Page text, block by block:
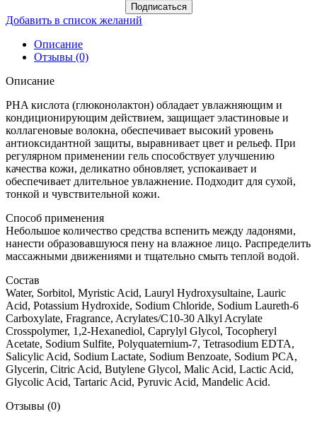
Подписаться
Добавить в список желаний
Описание
Отзывы (0)
Описание
PHA кислота (глюконолактон) обладает увлажняющим и
кондиционирующим действием, защищает эластиновые и
коллагеновые волокна, обеспечивает высокий уровень
антиоксидантной защиты, выравнивает цвет и рельеф. При
регулярном применении гель способствует улучшению
качества кожи, деликатно обновляет, успокаивает и
обеспечивает длительное увлажнение. Подходит для сухой,
тонкой и чувствительной кожи.
Способ применения
Небольшое количество средства вспенить между ладонями,
нанести образовавшуюся пену на влажное лицо. Распределить
массажными движениями и тщательно смыть теплой водой.
Состав
Water, Sorbitol, Myristic Acid, Lauryl Hydroxysultaine, Lauric
Acid, Potassium Hydroxide, Sodium Chloride, Sodium Laureth-6
Carboxylate, Fragrance, Acrylates/C10-30 Alkyl Acrylate
Crosspolymer, 1,2-Hexanediol, Caprylyl Glycol, Tocopheryl
Acetate, Sodium Sulfite, Polyquaternium-7, Tetrasodium EDTA,
Salicylic Acid, Sodium Lactate, Sodium Benzoate, Sodium PCA,
Glycerin, Citric Acid, Butylene Glycol, Malic Acid, Lactic Acid,
Glycolic Acid, Tartaric Acid, Pyruvic Acid, Mandelic Acid.
Отзывы (0)